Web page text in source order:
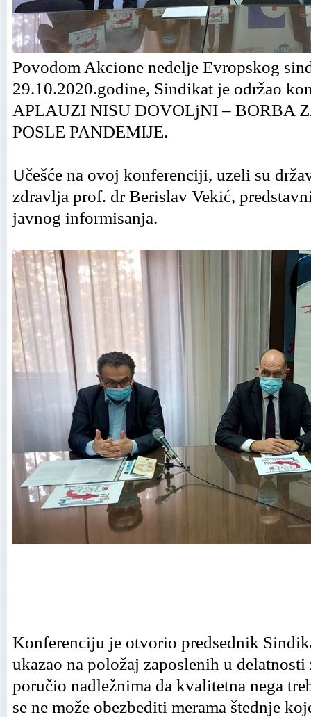
Povodom Akcione nedelјe Evropskog
29.10.2020.godine, Sindikat je održao
APLAUZI NISU DOVOLjNI – BORBA
POSLE PANDEMIJE.
Učešće na ovoj konferenciji, uzeli su
zdravlјa prof. dr Berislav Vekić,
javnog informisanja.
Konferenciju je otvorio predsednik
ukazao na položaj zaposlenih u
poručio nadležnima da kvalitetna nega
se ne može obezbediti merama štednje